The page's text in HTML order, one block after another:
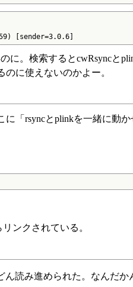
[sender=3.0.6]
に。検索するとcwRsyncと
に使えないのかよー。
に「rsyncとplinkを一緒に動
リンクされている。
読み進められた。なんだか